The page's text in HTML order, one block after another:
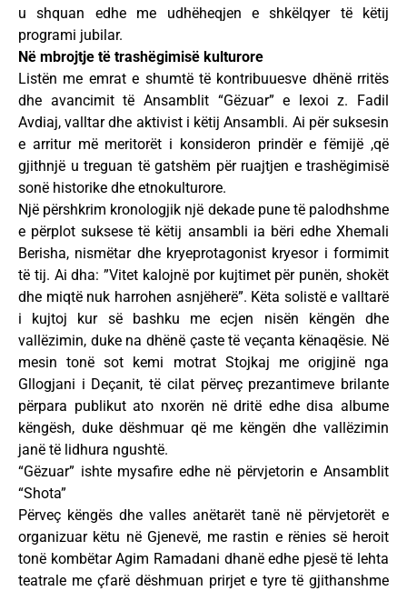
u shquan edhe me udhëheqjen e shkëlqyer të këtij
programi jubilar.
Në mbrojtje të trashëgimisë kulturore
Listën me emrat e shumtë të kontribuuesve dhënë rritës
dhe avancimit të Ansamblit “Gëzuar” e lexoi z. Fadil
Avdiaj, valltar dhe aktivist i këtij Ansambli. Ai për suksesin
e arritur më meritorët i konsideron prindër e fëmijë ,që
gjithnjë u treguan të gatshëm për ruajtjen e trashëgimisë
sonë historike dhe etnokulturore.
Një përshkrim kronologjik një dekade pune të palodhshme
e përplot suksese të këtij ansambli ia bëri edhe Xhemali
Berisha, nismëtar dhe kryeprotagonist kryesor i formimit
të tij. Ai dha: ”Vitet kalojnë por kujtimet për punën, shokët
dhe miqtë nuk harrohen asnjëherë”. Këta solistë e valltarë
i kujtoj kur së bashku me ecjen nisën këngën dhe
vallëzimin, duke na dhënë çaste të veçanta kënaqësie. Në
mesin tonë sot kemi motrat Stojkaj me origjinë nga
Gllogjani i Deçanit, të cilat përveç prezantimeve brilante
përpara publikut ato nxorën në dritë edhe disa albume
këngësh, duke dëshmuar që me këngën dhe vallëzimin
janë të lidhura ngushtë.
“Gëzuar” ishte mysafire edhe në përvjetorin e Ansamblit
“Shota”
Përveç këngës dhe valles anëtarët tanë në përvjetorët e
organizuar këtu në Gjenevë, me rastin e rënies së heroit
tonë kombëtar Agim Ramadani dhanë edhe pjesë të lehta
teatrale me çfarë dëshmuan prirjet e tyre të gjithanshme